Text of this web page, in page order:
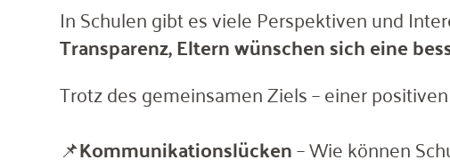
In Schulen gibt es viele Perspektiven und
Transparenz, Eltern wünschen sich eine
Trotz des gemeinsamen Ziels – einer
📌Kommunikationslücken– Wie können